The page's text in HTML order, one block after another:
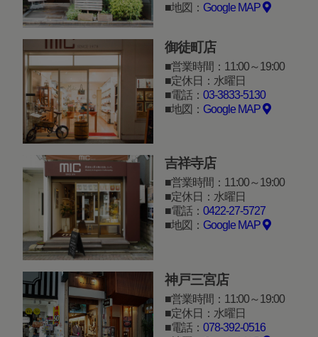
地図： Google MAP
御徒町店
営業時間：11:00～19:00
定休日：水曜日
電話： 03-3833-5130
地図： Google MAP
吉祥寺店
営業時間：11:00～19:00
定休日：水曜日
電話： 0422-27-5727
地図： Google MAP
神戸三宮店
営業時間：11:00～19:00
定休日：水曜日
電話： 078-392-0516